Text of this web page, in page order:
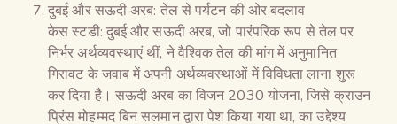
दुबई और सऊदी अरब: तेल से पर्यटन की ओर बदलाव
केस स्टडी: दुबई और सऊदी अरब, जो पारंपरिक रूप से तेल पर
निर्भर अर्थव्यवस्थाएं थीं, ने वैश्विक तेल की मांग में अनुमानित
गिरावट के जवाब में अपनी अर्थव्यवस्थाओं में विविधता लाना शुरू
कर दिया है। सऊदी अरब का विजन 2030 योजना, जिसे क्राउन
प्रिंस मोहम्मद बिन सलमान द्वारा पेश किया गया था, का उद्देश्य